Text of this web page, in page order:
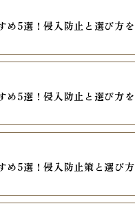
め5選！侵入防止と選び方を
め5選！侵入防止と選び方を
め5選！侵入防止策と選び方